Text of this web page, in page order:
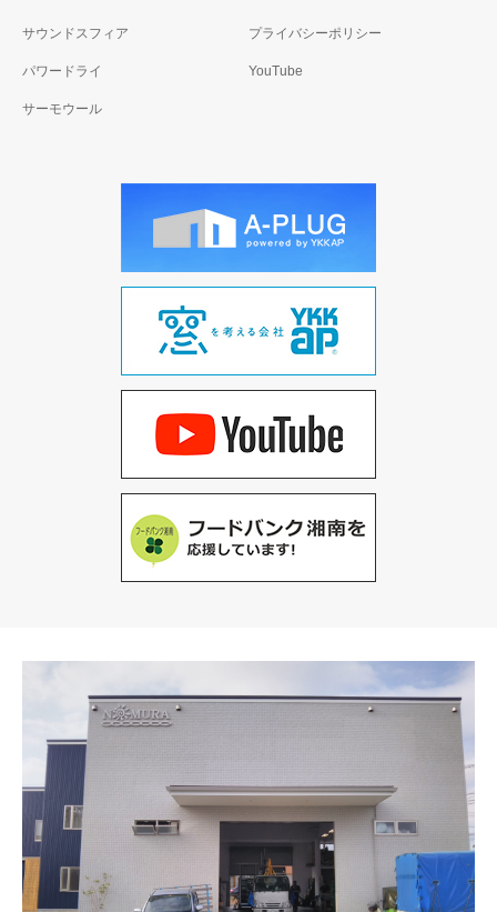
サウンドスフィア
パワードライ
サーモウール
プライバシーポリシー
YouTube